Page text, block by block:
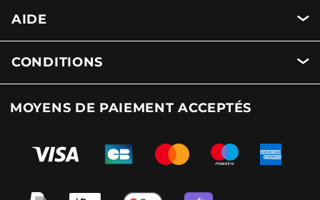
AIDE
CONDITIONS
MOYENS DE PAIEMENT ACCEPTÉS